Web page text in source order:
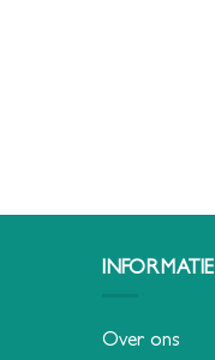
INFORMATIE
Over ons